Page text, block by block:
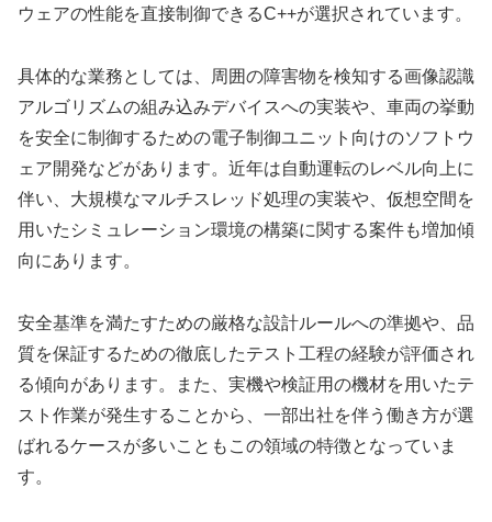
ウェアの性能を直接制御できるC++が選択されています。
具体的な業務としては、周囲の障害物を検知する画像認識
アルゴリズムの組み込みデバイスへの実装や、車両の挙動
を安全に制御するための電子制御ユニット向けのソフトウ
ェア開発などがあります。近年は自動運転のレベル向上に
伴い、大規模なマルチスレッド処理の実装や、仮想空間を
用いたシミュレーション環境の構築に関する案件も増加傾
向にあります。
安全基準を満たすための厳格な設計ルールへの準拠や、品
質を保証するための徹底したテスト工程の経験が評価され
る傾向があります。また、実機や検証用の機材を用いたテ
スト作業が発生することから、一部出社を伴う働き方が選
ばれるケースが多いこともこの領域の特徴となっていま
す。